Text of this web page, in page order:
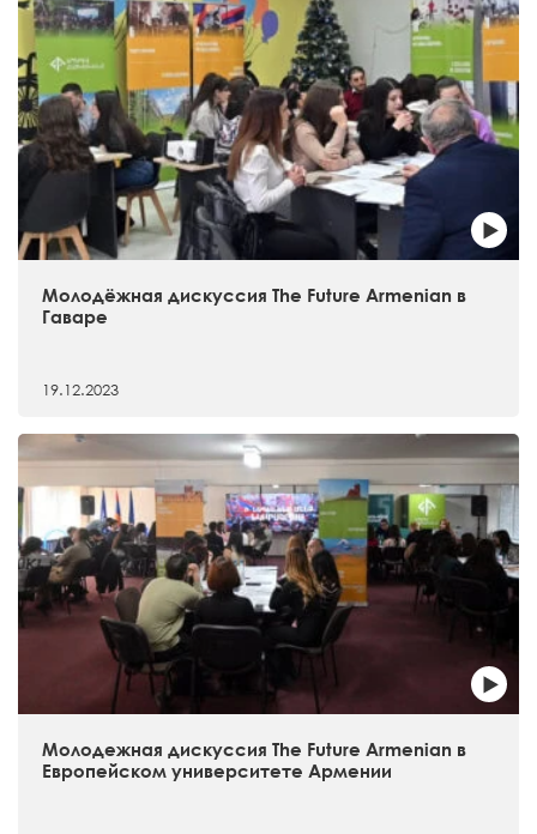
Молодёжная дискуссия The Future Armenian в
Гаваре
19.12.2023
Молодежная дискуссия The Future Armenian в
Европейском университете Армении